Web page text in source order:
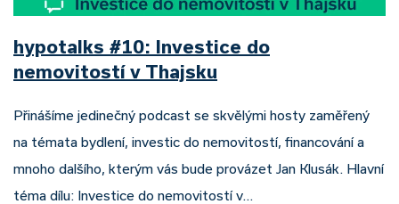
hypotalks #10: Investice do
nemovitostí v Thajsku
Přinášíme jedinečný podcast se skvělými hosty zaměřený
na témata bydlení, investic do nemovitostí, financování a
mnoho dalšího, kterým vás bude provázet Jan Klusák. Hlavní
téma dílu: Investice do nemovitostí v…